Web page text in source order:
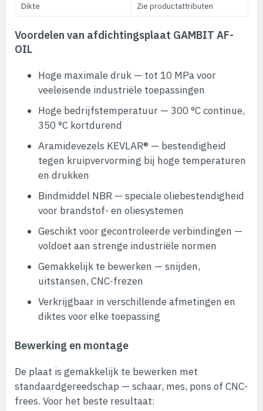
Dikte
Zie productattributen
Voordelen van afdichtingsplaat GAMBIT AF-
OIL
Hoge maximale druk — tot 10 MPa voor
veeleisende industriële toepassingen
Hoge bedrijfstemperatuur — 300 °C continue,
350 °C kortdurend
Aramidevezels KEVLAR® — bestendigheid
tegen kruipvervorming bij hoge temperaturen
en drukken
Bindmiddel NBR — speciale oliebestendigheid
voor brandstof- en oliesystemen
Geschikt voor gecontroleerde verbindingen —
voldoet aan strenge industriële normen
Gemakkelijk te bewerken — snijden,
uitstansen, CNC-frezen
Verkrijgbaar in verschillende afmetingen en
diktes voor elke toepassing
Bewerking en montage
De plaat is gemakkelijk te bewerken met
standaardgereedschap — schaar, mes, pons of CNC-
frees. Voor het beste resultaat: